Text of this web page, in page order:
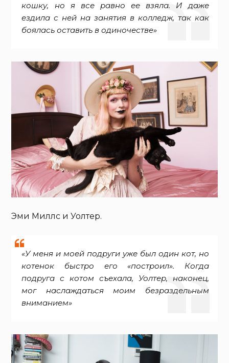
кошку, но я все равно ее взяла. И даже
ездила с ней на занятия в колледж, так как
боялась оставить в одиночестве»
Эми Миллс и Уолтер.
«У меня и моей подруги уже был один кот, но
котенок быстро его «построил». Когда
подруга с котом съехала, Уолтер, наконец,
мог наслаждаться моим безраздельным
вниманием»